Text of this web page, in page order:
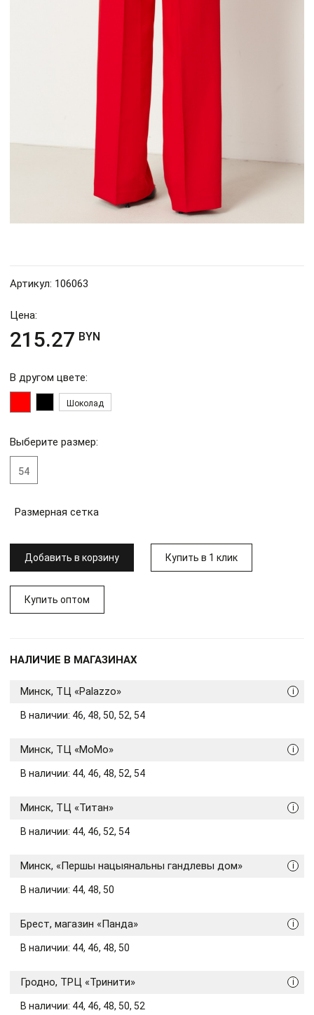
Артикул: 106063
Цена:
215.27 BYN
В другом цвете:
Шоколад
Выберите размер:
54
Размерная сетка
Добавить в корзину Купить в 1 клик
Купить оптом
НАЛИЧИЕ В МАГАЗИНАХ
i
Минск, ТЦ «Palazzo»
В наличии: 46, 48, 50, 52, 54
i
Минск, ТЦ «МоМо»
В наличии: 44, 46, 48, 52, 54
i
Минск, ТЦ «Титан»
В наличии: 44, 46, 52, 54
i
Минск, «Першы нацыянальны гандлевы дом»
В наличии: 44, 48, 50
i
Брест, магазин «Панда»
В наличии: 44, 46, 48, 50
i
Гродно, ТРЦ «Тринити»
В наличии: 44, 46, 48, 50, 52